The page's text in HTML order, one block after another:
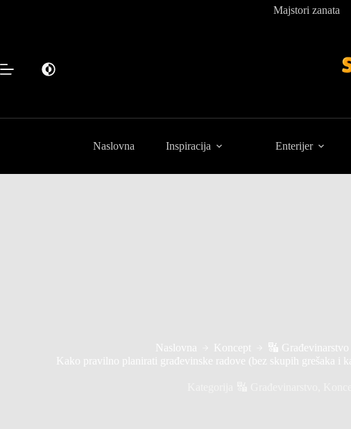
Majstori zanata
Naslovna Inspiracija Enterijer
Naslovna Koncept
🔣 Građevinarstvo
Kako pravilno planirati građevinske radove (bez skupih grešaka i